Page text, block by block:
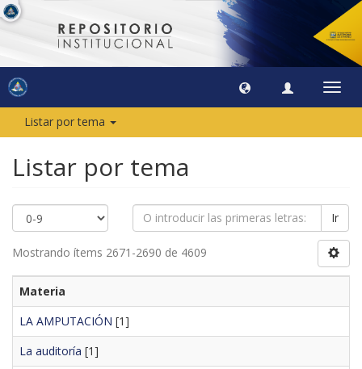
Listar por tema
Listar por tema
Ir
Mostrando ítems 2671-2690 de 4609
Materia
LA AMPUTACIÓN [1]
La auditoría [1]